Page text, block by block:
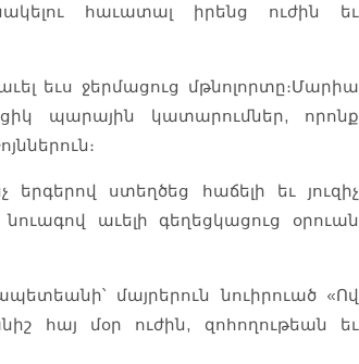
հաւատալ իրենց ուժին եւ
եւս ջերմացուց մթնոլորտը։ Մարիա
պարային կատարումներ, որոնք
ստեղծեց հաճելի եւ յուզիչ
աւելի գեղեցկացուց օրուան
մայրերուն նուիրուած «Ով
հայ մօր ուժին, զոհողութեան եւ